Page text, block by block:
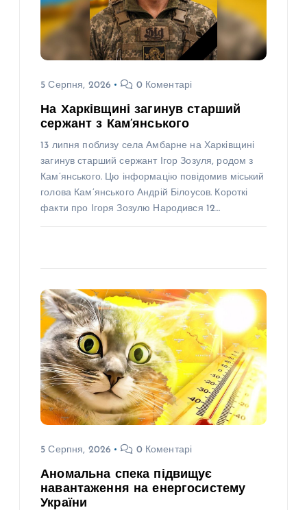
5 Серпня, 2026 0 Коментарі
На Харківщині загинув старший
сержант з Кам’янського
13 липня поблизу села Амбарне на Харківщині
загинув старший сержант Ігор Зозуля, родом з
Кам’янського. Цю інформацію повідомив міський
голова Кам’янського Андрій Білоусов. Короткі
факти про Ігоря Зозулю Народився 12…
5 Серпня, 2026 0 Коментарі
Аномальна спека підвищує
навантаження на енергосистему
України